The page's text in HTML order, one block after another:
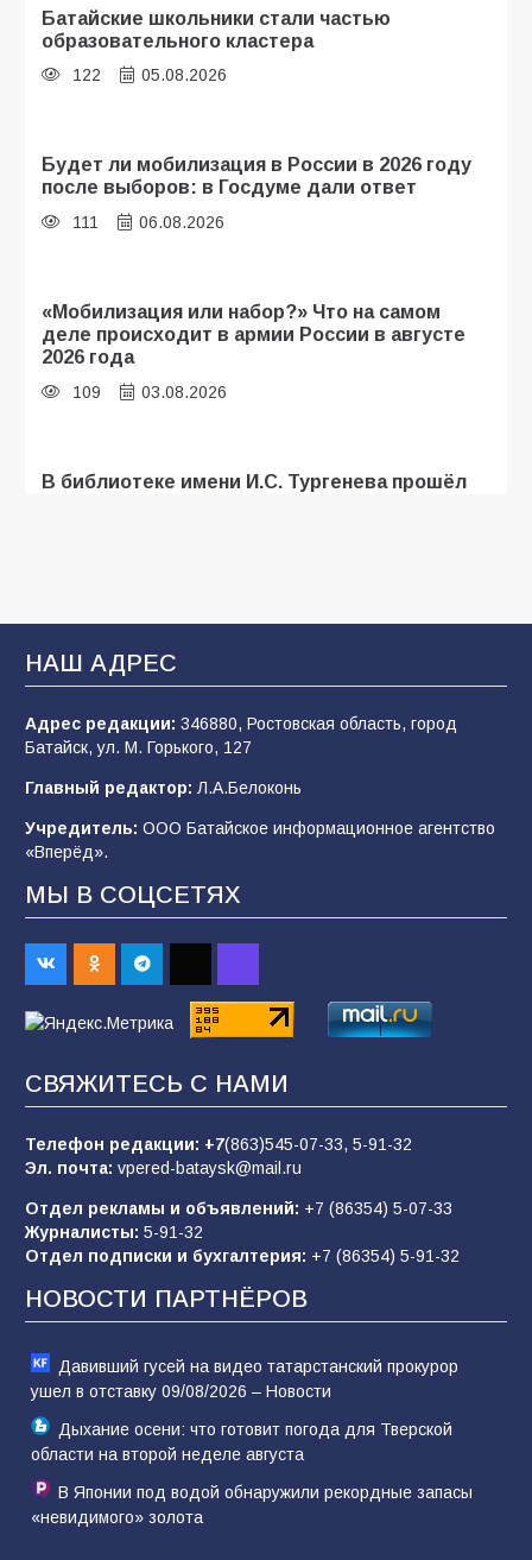
Батайские школьники стали частью
образовательного кластера
122 05.08.2026
Будет ли мобилизация в России в 2026 году
после выборов: в Госдуме дали ответ
111 06.08.2026
«Мобилизация или набор?» Что на самом
деле происходит в армии России в августе
2026 года
109 03.08.2026
В библиотеке имени И.С. Тургенева прошёл
В Батайске продолжаются дорожные работы
108 04.08.2026
В детском саду № 35 дети освоили
строительные профессии в ходе
спортивного праздника
90
Батайским спортсменам вручили награды
65 08.08.2026
Евгений Остапенко
Батайчане вышли в финал Всероссийского
конкурса «Большая перемена»
НАШ АДРЕС
Адрес редакции: 346880, Ростовская область, город
Батайск, ул. М. Горького, 127
Главный редактор: Л.А.Белоконь
Учредитель: ООО Батайское информационное агентство
«Вперёд».
МЫ В СОЦСЕТЯХ
СВЯЖИТЕСЬ С НАМИ
Телефон редакции: +7(863)545-07-33, 5-91-32
Эл. почта: vpered-bataysk@mail.ru
Отдел рекламы и объявлений: +7 (86354) 5-07-33
Журналисты: 5-91-32
Отдел подписки и бухгалтерия: +7 (86354) 5-91-32
НОВОСТИ ПАРТНЁРОВ
Давивший гусей на видео татарстанский прокурор
ушел в отставку 09/08/2026 – Новости
Дыхание осени: что готовит погода для Тверской
области на второй неделе августа
В Японии под водой обнаружили рекордные запасы
«невидимого» золота